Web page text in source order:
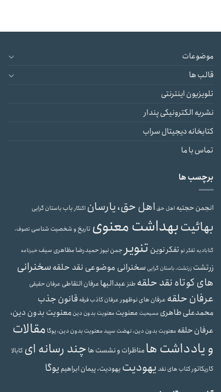
موضوعات
قالب ها
تلویزیون اینترنتی
نشریه الکترونیکی پندار
کتابخانه دیجیتال سراب
تماس با ما
برچسب ها
انجمن حجتیه اهل حق اهل حق، یارسان اکنکار باب باستان گرایی
بهائیتبهداشت معنوی تاریخ و شخصیت شناسی تصوف،
گنابادیه تفکر نوتفکر نوین تنویر جمن نیوز حمیدرضا مظاهری سیفخبرنامه
زرتشت زرتشت، باستان گرایی سخنرانی موضوعی نقد حلقهسخنرانی
های کوتاه نقد حلقه طنز عبدالبهاعرفان التقاطی عرفان حقیقی
عرفان حلقه عرفان های نوظهور عرفان کاذبفرقه قانون جذب
محمدعلی طاهری مسیحیت معنویت معنویت بدون دین معنویت بدون دین،
عرفان حلقه معنویت بدون دین، نهضت سپیدمعنویت بدون دین، یوگا مقالات
و یادداشت هامناظرات و نشست ها چند رسانه ای کابالا
کاریکاتور کتاب های نقد یهودیت یهودیت، پیمان ابراهیم یوگا